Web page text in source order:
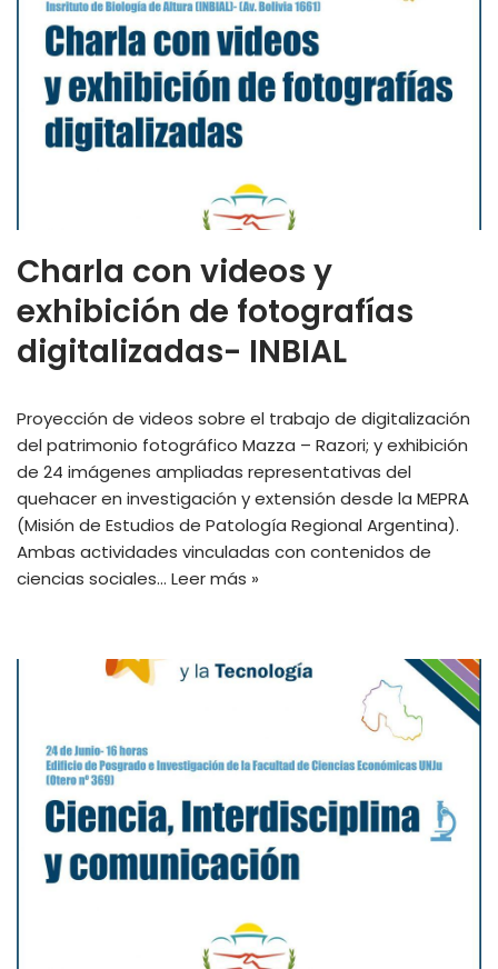
Charla con videos y
exhibición de fotografías
digitalizadas- INBIAL
Proyección de videos sobre el trabajo de digitalización
del patrimonio fotográfico Mazza – Razori; y exhibición
de 24 imágenes ampliadas representativas del
quehacer en investigación y extensión desde la MEPRA
(Misión de Estudios de Patología Regional Argentina).
Ambas actividades vinculadas con contenidos de
ciencias sociales… Leer más »